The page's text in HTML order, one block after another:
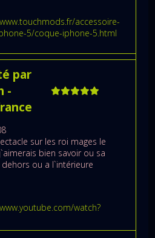
accessoire-
5/coque-iphone-5.html
par
-
sur les roi mages le
bien savoir ou sa
ou a l`intérieure
watch?